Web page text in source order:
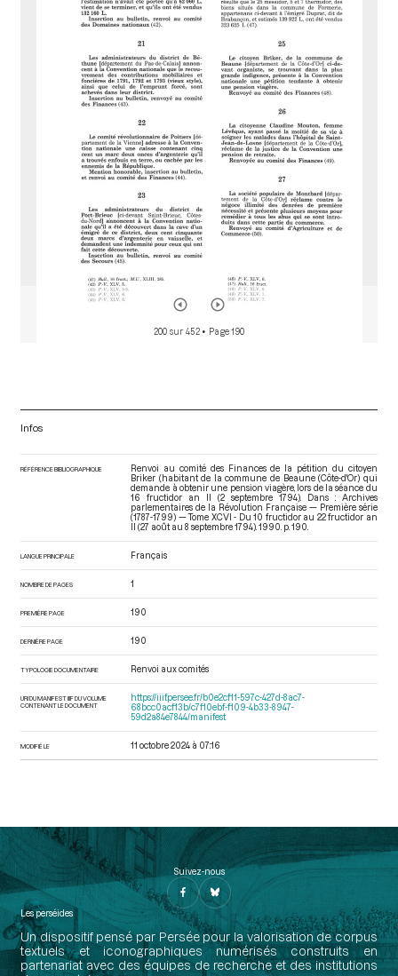
200 sur 452 • Page 190
Infos
RÉFÉRENCE BIBLIOGRAPHIQUE
Renvoi au comité des Finances de la pétition du citoyen
Briker (habitant de la commune de Beaune (Côte-d'Or) qui
demande à obtenir une pension viagère, lors de la séance du
16 fructidor an II (2 septembre 1794). Dans : Archives
parlementaires de la Révolution Française — Première série
(1787-1799) — Tome XCVI - Du 10 fructidor au 22 fructidor an
II (27 août au 8 septembre 1794) . 1990. p. 190.
LANGUE PRINCIPALE Français
NOMBRE DE PAGES 1
PREMIÈRE PAGE 190
DERNIÈRE PAGE 190
TYPOLOGIE DOCUMENTAIRE Renvoi aux comités
URI DU MANIFEST IIIF DU VOLUME
CONTENANT LE DOCUMENT
https://iiif.persee.fr/b0e2cf11-597c-427d-8ac7-
68bcc0acf13b/c7f10ebf-f109-4b33-8947-
59d2a84e7844/manifest
MODIFIÉ LE 11 octobre 2024 à 07:16
Suivez-nous
Les perséides
Un dispositif pensé par Persée pour la valorisation de corpus
textuels et iconographiques numérisés construits en
partenariat avec des équipes de recherche et des institutions